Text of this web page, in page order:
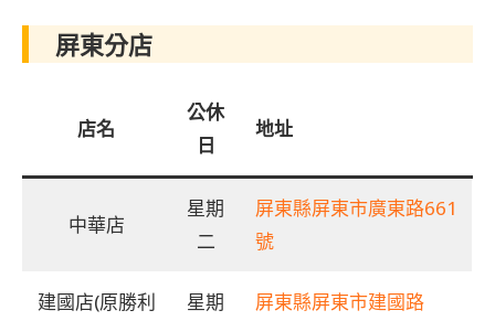
屏東分店
店名
公休
日
地址
中華店
星期
二
屏東縣屏東市廣東路661
號
建國店(原勝利
星期
屏東縣屏東市建國路